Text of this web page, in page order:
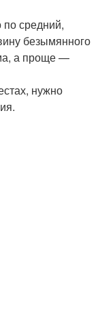
средний,
безымянного
а проще —
нужно